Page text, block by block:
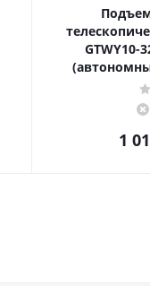
телескопический
GTWY10-
1